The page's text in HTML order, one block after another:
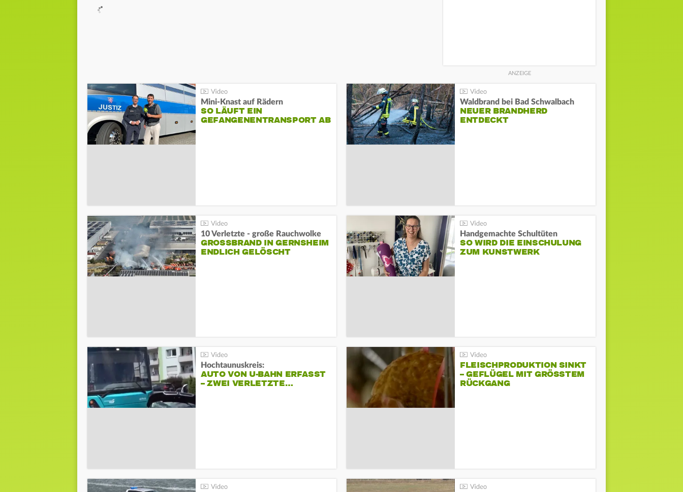
Mini-Knast auf Rädern
SO LÄUFT EIN
GEFANGENENTRANSPORT AB
Waldbrand bei Bad Schwalbach
NEUER BRANDHERD
ENTDECKT
10 Verletzte - große Rauchwolke
GROSSBRAND IN GERNSHEIM E
NDLICH GELÖSCHT
Handgemachte Schultüten
SO WIRD DIE EINSCHULUNG
ZUM KUNSTWERK
Hochtaunuskreis:
AUTO VON U-BAHN ERFASST
– ZWEI VERLETZTE…
FLEISCHPRODUKTION SINKT
– GEFLÜGEL MIT GRÖSSTEM R
ÜCKGANG